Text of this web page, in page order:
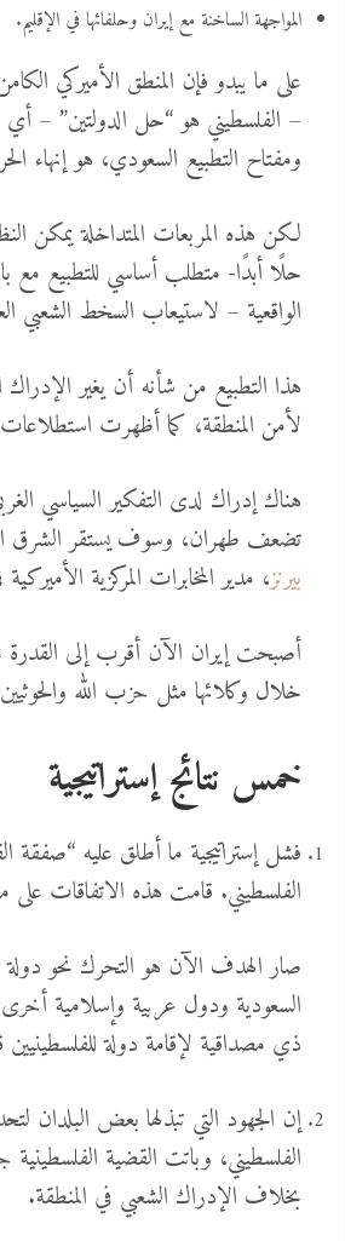
المواجهة الساخنة مع إيران وحلفائها في الإقليم.
على ما يبدو فإن المنطق الأميركي
– الفلسطيني هو “حل الدولتين” – أي
ومفتاح التطبيع السعودي، هو إنهاء
لكن هذه المربعات المتداخلة يمكن
حلًا أبدًا- متطلب أساسي للتطبيع مع
الواقعية – لاستيعاب السخط الشعبي
هذا التطبيع من شأنه أن يغير
لأمن المنطقة، كما أظهرت
هناك إدراك لدى التفكير السياسي
تضعف طهران، وسوف يستقر الشرق
بيرنز، مدير المخابرات المركزية
أصبحت إيران الآن أقرب إلى
خلال وكلائها مثل حزب الله
خمس نتائج إستراتيجية
فشل إستراتيجية ما أطلق عليه “صفقة
الفلسطيني. قامت هذه الاتفاقات على
صار الهدف الآن هو التحرك نحو دولة
السعودية ودول عربية وإسلامية
ذي مصداقية لإقامة دولة
إن الجهود التي تبذلها بعض البلدان
الفلسطيني، وباتت القضية
بخلاف الإدراك الشعبي في المنطقة.